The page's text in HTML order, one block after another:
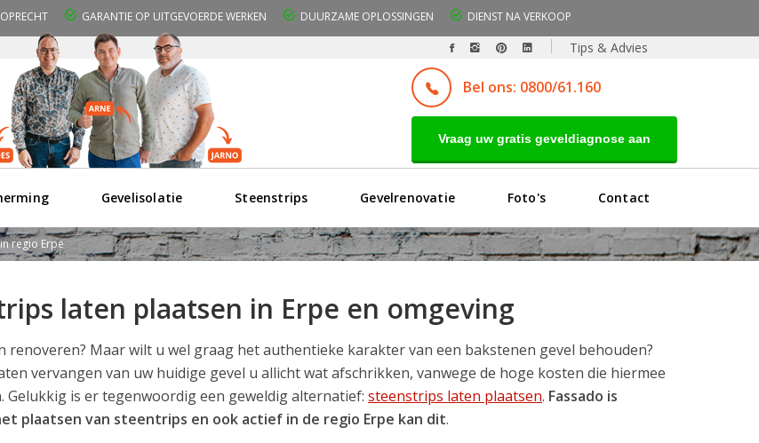
GARANTIE OP UITGEVOERDE WERKEN DUURZAME OPLOSSINGEN DIENST NA VERKOOP
Tips & Advies
Bel ons: 0800/61.160
Vraag uw gratis geveldiagnose aan
Gevelisolatie Steenstrips Gevelrenovatie Foto's Contact
regio Erpe
laten plaatsen in Erpe en omgeving
renoveren? Maar wilt u wel graag het authentieke karakter van een bakstenen gevel behouden?
vervangen van uw huidige gevel u allicht wat afschrikken, vanwege de hoge kosten die hiermee
Gelukkig is er tegenwoordig een geweldig alternatief: steenstrips laten plaatsen. Fassado is
plaatsen van steentrips en ook actief in de regio Erpe kan dit.